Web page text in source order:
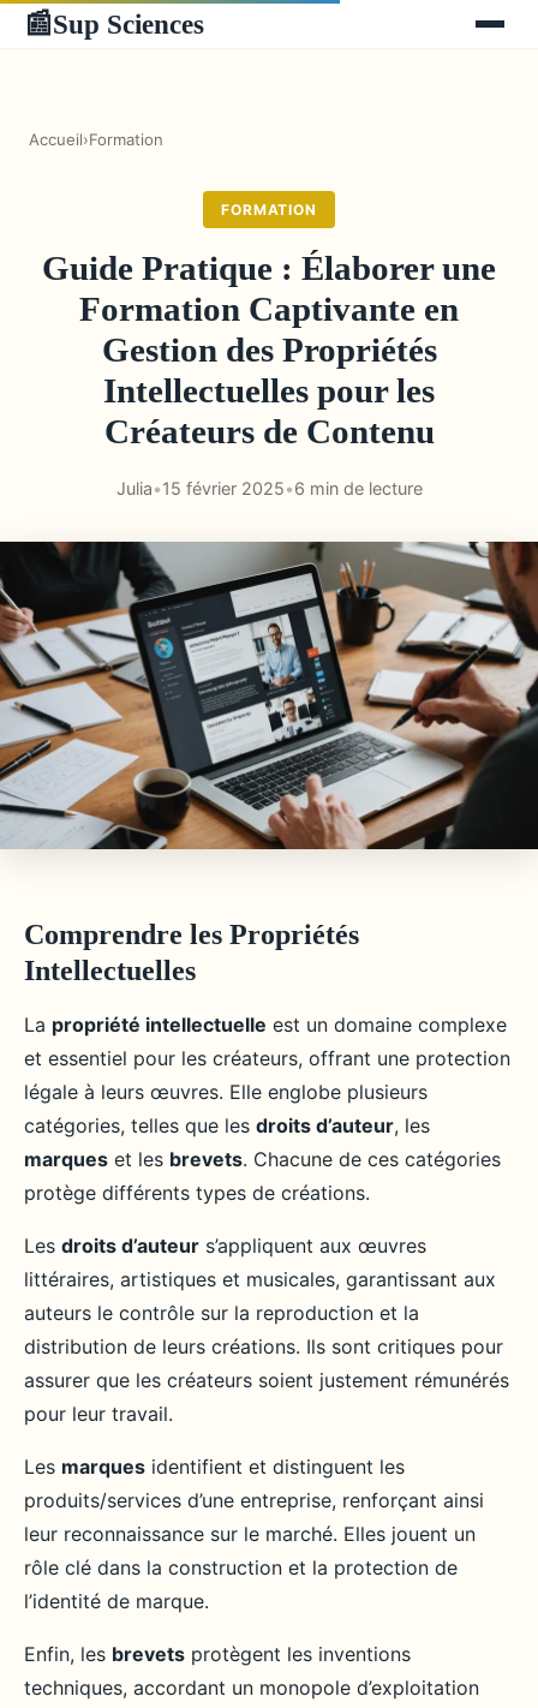
📰Sup Sciences
Accueil›Formation
FORMATION
Guide Pratique : Élaborer une
Formation Captivante en
Gestion des Propriétés
Intellectuelles pour les
Créateurs de Contenu
Julia•15 février 2025•6 min de lecture
Comprendre les Propriétés
Intellectuelles
La propriété intellectuelle est un domaine complexe
et essentiel pour les créateurs, offrant une protection
légale à leurs œuvres. Elle englobe plusieurs
catégories, telles que les droits d’auteur, les
marques et les brevets. Chacune de ces catégories
protège différents types de créations.
Les droits d’auteur s’appliquent aux œuvres
littéraires, artistiques et musicales, garantissant aux
auteurs le contrôle sur la reproduction et la
distribution de leurs créations. Ils sont critiques pour
assurer que les créateurs soient justement rémunérés
pour leur travail.
Les marques identifient et distinguent les
produits/services d’une entreprise, renforçant ainsi
leur reconnaissance sur le marché. Elles jouent un
rôle clé dans la construction et la protection de
l’identité de marque.
Enfin, les brevets protègent les inventions
techniques, accordant un monopole d’exploitation